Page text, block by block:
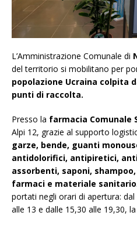
L’Amministrazione Comunale di
del territorio si mobilitano per
popolazione Ucraina colpita
punti di raccolta.
Presso la farmacia Comunale
Alpi 12, grazie al supporto
garze, bende, guanti
antidolorifici, antipiretici,
assorbenti, saponi,
farmaci e materiale sanitario
portati negli orari di apertura:
alle 13 e dalle 15,30 alle 19,30,